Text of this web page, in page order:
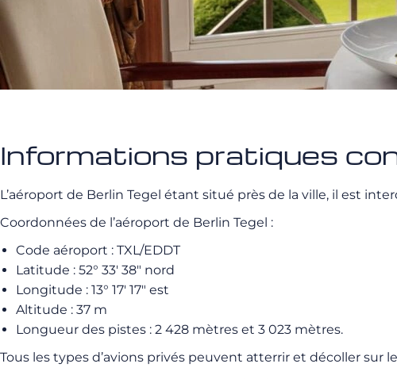
Informations pratiques
L’aéroport de Berlin Tegel étant situé près de la ville, il est
Coordonnées de l’aéroport de Berlin Tegel :
Code aéroport : TXL/EDDT
Latitude : 52° 33′ 38″ nord
Longitude : 13° 17′ 17″ est
Altitude : 37 m
Longueur des pistes : 2 428 mètres et 3 023 mètres.
Tous les types d’avions privés peuvent atterrir et décoller sur